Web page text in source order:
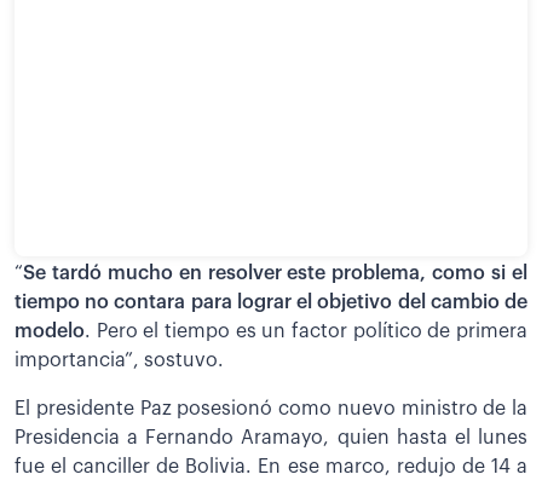
“Se tardó mucho en resolver este problema, como si el
tiempo no contara para lograr el objetivo del cambio de
modelo. Pero el tiempo es un factor político de primera
importancia”, sostuvo.
El presidente Paz posesionó como nuevo ministro de la
Presidencia a Fernando Aramayo, quien hasta el lunes
fue el canciller de Bolivia. En ese marco, redujo de 14 a